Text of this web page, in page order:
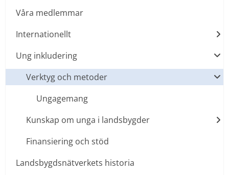
Våra medlemmar
Internationellt
Ung inkludering
Verktyg och metoder
Ungagemang
Kunskap om unga i landsbygder
Finansiering och stöd
Landsbygdsnätverkets historia